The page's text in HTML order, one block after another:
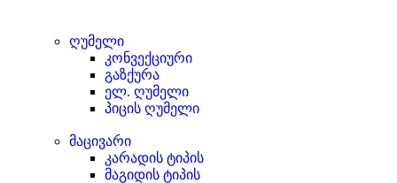
ღუმელი
კონვექციური
გაზქურა
ელ. ღუმელი
პიცის ღუმელი
მაცივარი
კარადის ტიპის
მაგიდის ტიპის